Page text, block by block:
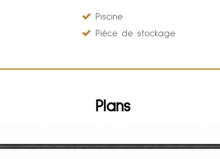
Piscine
Pièce de stockage
Plans